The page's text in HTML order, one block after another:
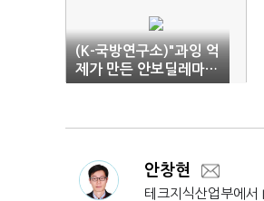
(K-국방연구소)"과잉 억
제가 만든 안보딜레마…
응징 전략 강화로 오판
안창현
테크지식산업부에서